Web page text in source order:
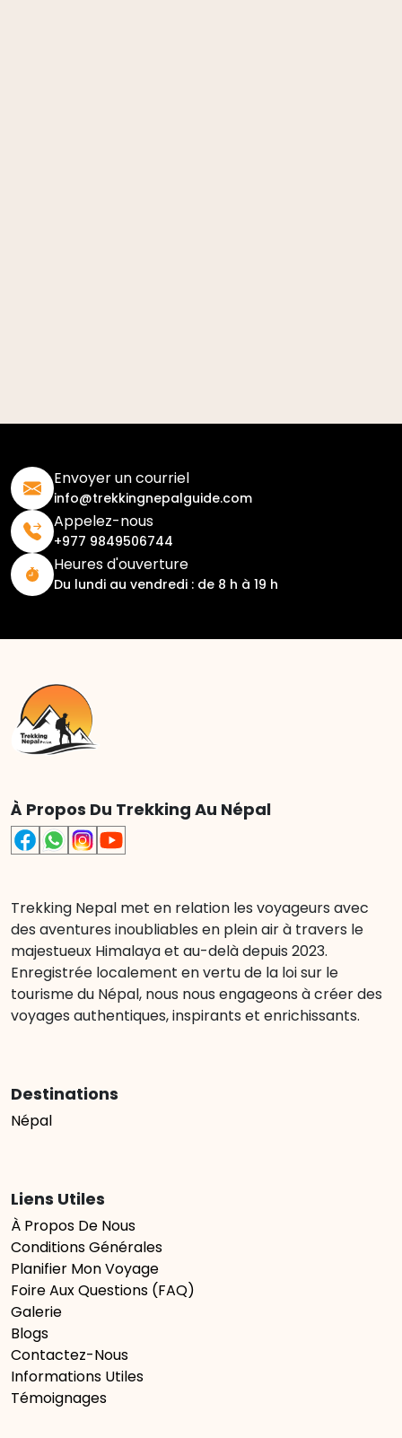
Envoyer un courriel
info@trekkingnepalguide.com
Appelez-nous
+977 9849506744
Heures d'ouverture
Du lundi au vendredi : de 8 h à 19 h
À Propos Du Trekking Au Népal
Trekking Nepal met en relation les voyageurs avec
des aventures inoubliables en plein air à travers le
majestueux Himalaya et au-delà depuis 2023.
Enregistrée localement en vertu de la loi sur le
tourisme du Népal, nous nous engageons à créer des
voyages authentiques, inspirants et enrichissants.
Destinations
Népal
Liens Utiles
À Propos De Nous
Conditions Générales
Planifier Mon Voyage
Foire Aux Questions (FAQ)
Galerie
Blogs
Contactez-Nous
Informations Utiles
Témoignages